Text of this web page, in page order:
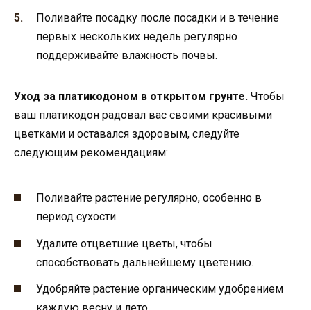
Поливайте посадку после посадки и в течение
первых нескольких недель регулярно
поддерживайте влажность почвы.
Уход за платикодоном в открытом грунте. Чтобы
ваш платикодон радовал вас своими красивыми
цветками и оставался здоровым, следуйте
следующим рекомендациям:
Поливайте растение регулярно, особенно в
период сухости.
Удалите отцветшие цветы, чтобы
способствовать дальнейшему цветению.
Удобряйте растение органическим удобрением